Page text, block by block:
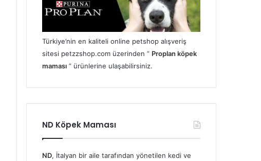
Türkiye’nin en kaliteli online petshop alışveriş
sitesi petzzshop.com üzerinden ” Proplan köpek
maması ” ürünlerine ulaşabilirsiniz.
ND Köpek Maması
ND, İtalyan bir aile tarafından yönetilen kedi ve